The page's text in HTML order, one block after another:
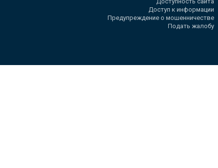
Доступ к информации
Предупреждение о мошенничестве
Подать жалобу